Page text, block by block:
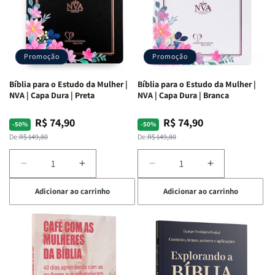
Promoção
Bíblia para o Estudo da Mulher |
NVA | Capa Dura | Preta
-50%
Preço
normal
De:R$ 149,80
Preço
promocional
R$ 74,90
Diminuir
a
quantidade
de
Bíblia
para
Estudo
da
Aumentar
a
quantidade
de
Bíblia
para
o
Estudo
da
Adicionar ao carrinho
Promoção
Bíblia para o Estudo da Mulher |
NVA | Capa Dura | Branca
-50%
Preço
normal
De:R$ 149,80
Preço
promocional
R$ 74,90
Diminuir
a
quantidade
de
Bíblia
o
Estudo
da
Aumentar
a
quantidade
de
Bíblia
para
o
Estudo
Adicionar ao carrinho